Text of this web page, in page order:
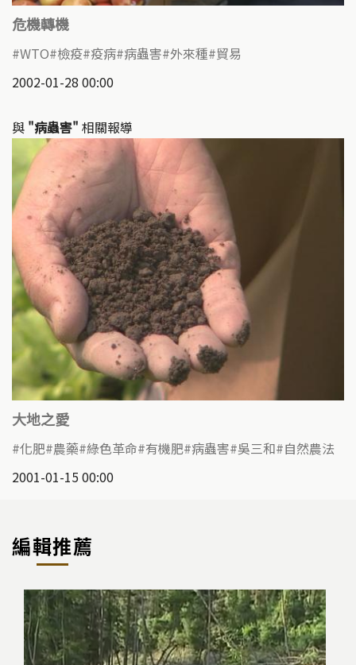
危機轉機
WTO 檢疫 疫病 病蟲害 外來種 貿易
2002-01-28 00:00
與 "病蟲害" 相關報導
大地之愛
化肥 農藥 綠色革命 有機肥 病蟲害 吳三和 自然農法
2001-01-15 00:00
編輯推薦